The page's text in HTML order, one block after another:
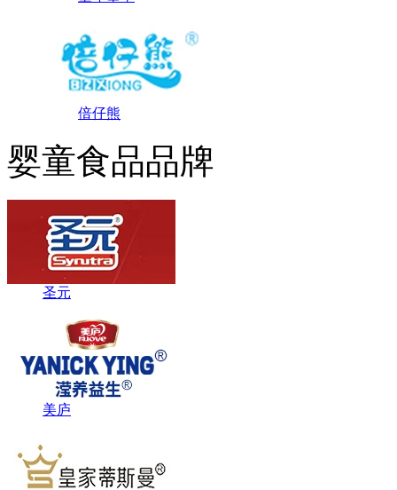
倍仔熊
婴童食品品牌
圣元
美庐